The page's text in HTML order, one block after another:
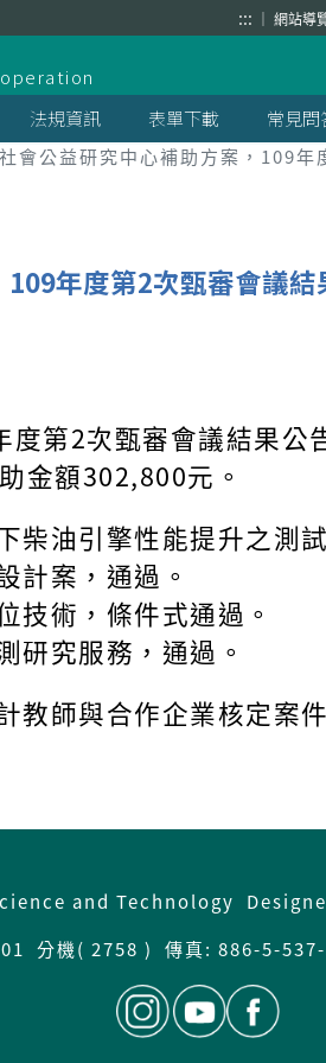
::: 網站導
法規資訊 表單下載
常見問
會公益研究中心補助方案，109年
年度第2次甄審會議結
第2次甄審會議結果
金額302,800元。
柴油引擎性能提升之測
計案，通過。
技術，條件式通過。
研究服務，通過。
教師與合作企業核定案
and Technology
分機( 2758 ) 傳真: 886-5-